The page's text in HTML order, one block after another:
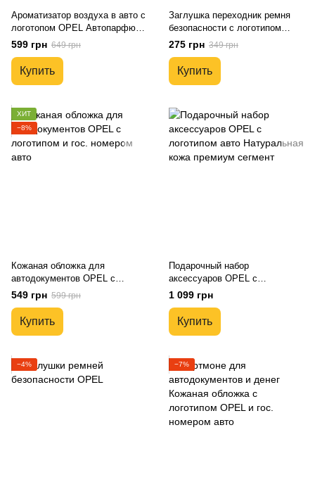
Ароматизатор воздуха в авто с
логотопом OPEL Автопарфюм
премиум сегмент подарочная
упаковка
599 грн 649 грн
Купить
Заглушка переходник ремня
безопасности с логотипом
OPEL
275 грн 349 грн
Купить
ХИТ
−8%
Кожаная обложка для
автодокументов OPEL с
логотипом и гос. номером авто
549 грн 599 грн
Купить
Подарочный набор
аксессуаров OPEL с
логотипом авто Натуральная
кожа премиум сегмент
1 099 грн
Купить
−4% −7%